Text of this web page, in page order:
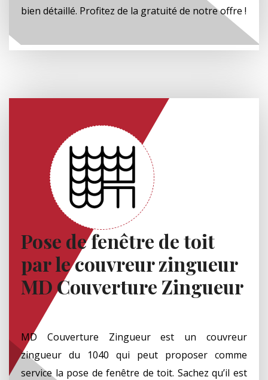
bien détaillé. Profitez de la gratuité de notre offre !
Pose de fenêtre de toit
par le couvreur zingueur
MD Couverture Zingueur
MD Couverture Zingueur est un couvreur
zingueur du 1040 qui peut proposer comme
service la pose de fenêtre de toit. Sachez qu’il est